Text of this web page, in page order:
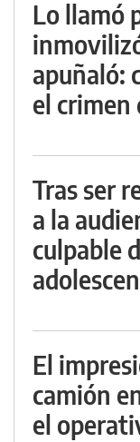
Lo llamó
apuñaló:
el crimen
Tras ser
a la
culpable
El
camión
el